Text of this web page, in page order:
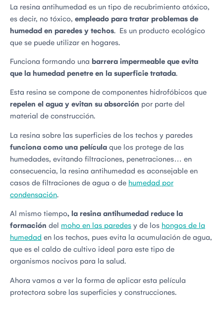
La resina antihumedad es un tipo de recubrimiento atóxico,
es decir, no tóxico, empleado para tratar problemas de
humedad en paredes y techos. Es un producto ecológico
que se puede utilizar en hogares.
Funciona formando una barrera impermeable que evita
que la humedad penetre en la superficie tratada.
Esta resina se compone de componentes hidrofóbicos que
repelen el agua y evitan su absorción por parte del
material de construcción.
La resina sobre las superficies de los techos y paredes
funciona como una película que los protege de las
humedades, evitando filtraciones, penetraciones… en
consecuencia, la resina antihumedad es aconsejable en
casos de filtraciones de agua o de humedad por
condensación.
Al mismo tiempo, la resina antihumedad reduce la
formación del moho en las paredes y de los hongos de la
humedad en los techos, pues evita la acumulación de agua,
que es el caldo de cultivo ideal para este tipo de
organismos nocivos para la salud.
Ahora vamos a ver la forma de aplicar esta película
protectora sobre las superficies y construcciones.